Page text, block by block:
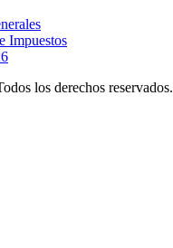
Impuestos
los derechos reservados.